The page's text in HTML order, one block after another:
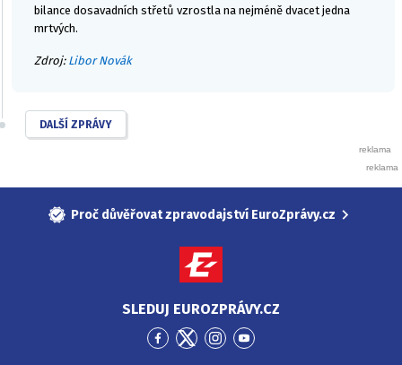
bilance dosavadních střetů vzrostla na nejméně dvacet jedna
mrtvých.
Zdroj: Libor Novák
DALŠÍ ZPRÁVY
Proč důvěřovat zpravodajství EuroZprávy.cz
SLEDUJ EUROZPRÁVY.CZ
PřejítPřejítPřejítPřejít